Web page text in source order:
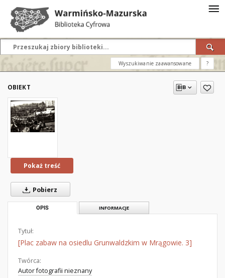
Wyszukiwanie zaawansowane ?
OBIEKT
Pokaż treść
Pobierz
OPIS INFORMACJE
Tytuł:
[Plac zabaw na osiedlu Grunwaldzkim w Mrągowie. 3]
Twórca:
Autor fotografii nieznany